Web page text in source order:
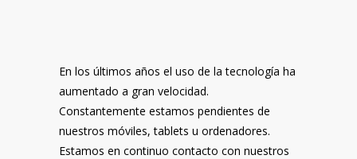
En los últimos años el uso de la tecnología ha
aumentado a gran velocidad.
Constantemente estamos pendientes de
nuestros móviles, tablets u ordenadores.
Estamos en continuo contacto con nuestros